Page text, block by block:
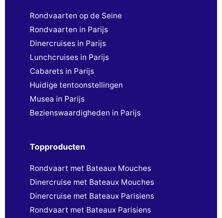
Rondvaarten op de Seine
Rondvaarten in Parijs
Dinercruises in Parijs
Lunchcruises in Parijs
Cabarets in Parijs
Huidige tentoonstellingen
Musea in Parijs
Bezienswaardigheden in Parijs
Topproducten
Rondvaart met Bateaux Mouches
Dinercruise met Bateaux Mouches
Dinercruise met Bateaux Parisiens
Rondvaart met Bateaux Parisiens